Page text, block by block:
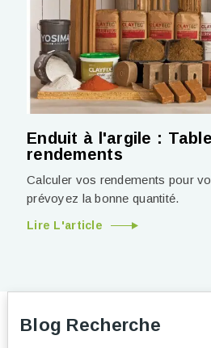
Enduit à l'argile :
rendements
Calculer vos rendements pour
prévoyez la bonne quantité.
Lire L'article
Blog Recherche